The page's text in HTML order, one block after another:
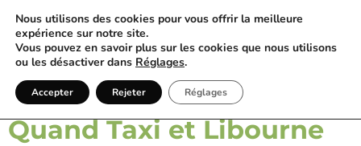
Catégorie :33
Quand Taxi et Libourne
Nous utilisons des cookies pour vous offrir la meilleure
expérience sur notre site.
Vous pouvez en savoir plus sur les cookies que nous utilisons
ou les désactiver dans Réglages.
Accepter Rejeter Réglages